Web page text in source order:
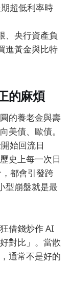
超低利率時
、央行資產負
進黃金與比特
的麻煩
的養老金與壽
美債、歐債。
始回流日
史上每一次日
都會引發跨
型崩盤就是最
借錢炒作 AI
對比」。當散
通常不是好的